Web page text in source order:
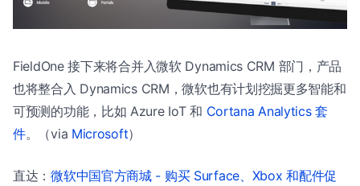
FieldOne 接下来将合并入微软 Dynamics CRM 部门，产品
也将整合入 Dynamics CRM，微软也有计划挖掘更多智能和
可预测的功能，比如 Azure IoT 和 Cortana Analytics 套
件。（via Microsoft）
直达：微软中国官方商城 - 购买 Surface、Xbox 和配件促